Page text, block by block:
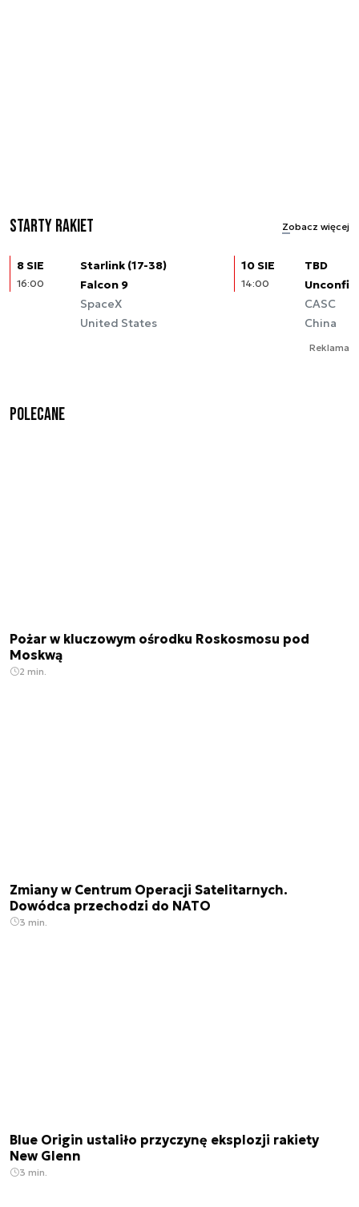
Starty rakiet Zobacz więcej
8 SIE
16:00
Starlink (17-38)
Falcon 9
SpaceX
United States
10 SIE
14:00
TBD
CASC
China
Reklama
Polecane
Pożar w kluczowym ośrodku Roskosmosu pod
Moskwą
2 min.
Zmiany w Centrum Operacji Satelitarnych.
Dowódca przechodzi do NATO
3 min.
Blue Origin ustaliło przyczynę eksplozji rakiety
New Glenn
3 min.